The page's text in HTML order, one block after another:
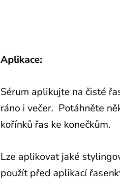
Aplikace:
Sérum aplikujte na čisté
ráno i večer. Potáhněte
kořínků řas ke konečkům.
Lze aplikovat jaké
použít před aplikací